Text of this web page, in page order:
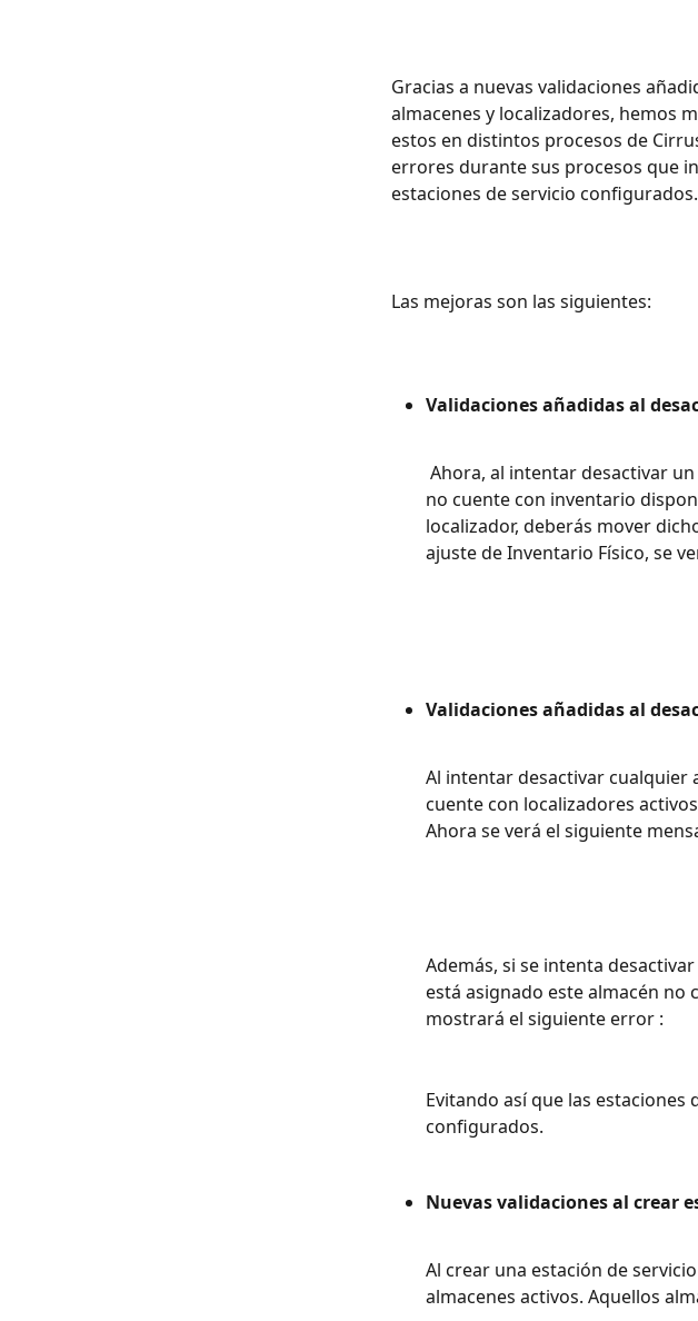
Gracias a nuevas validaciones
almacenes y localizadores, hemos
estos en distintos procesos de
errores durante sus procesos que
estaciones de servicio configurados.
Las mejoras son las siguientes:
Validaciones añadidas al
no cuente con inventario
localizador, deberás mover
ajuste de Inventario Físico, se
Validaciones añadidas al
Al intentar desactivar cualquier
cuente con localizadores
Ahora se verá el siguiente
Además, si se intenta
está asignado este almacén no
mostrará el siguiente error :
Evitando así que las estaciones
configurados.
Nuevas validaciones al crear
Al crear una estación de
almacenes activos. Aquellos